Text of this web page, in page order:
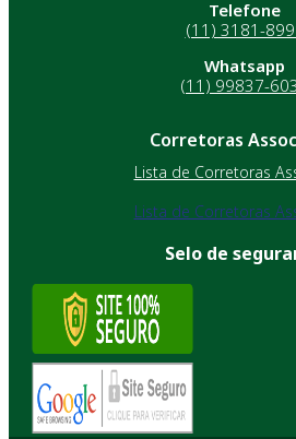
Telefone
(11) 3181-
Whatsapp
(11) 99837-
Corretoras
Lista de Corretoras
Lista de Corretoras
Selo de